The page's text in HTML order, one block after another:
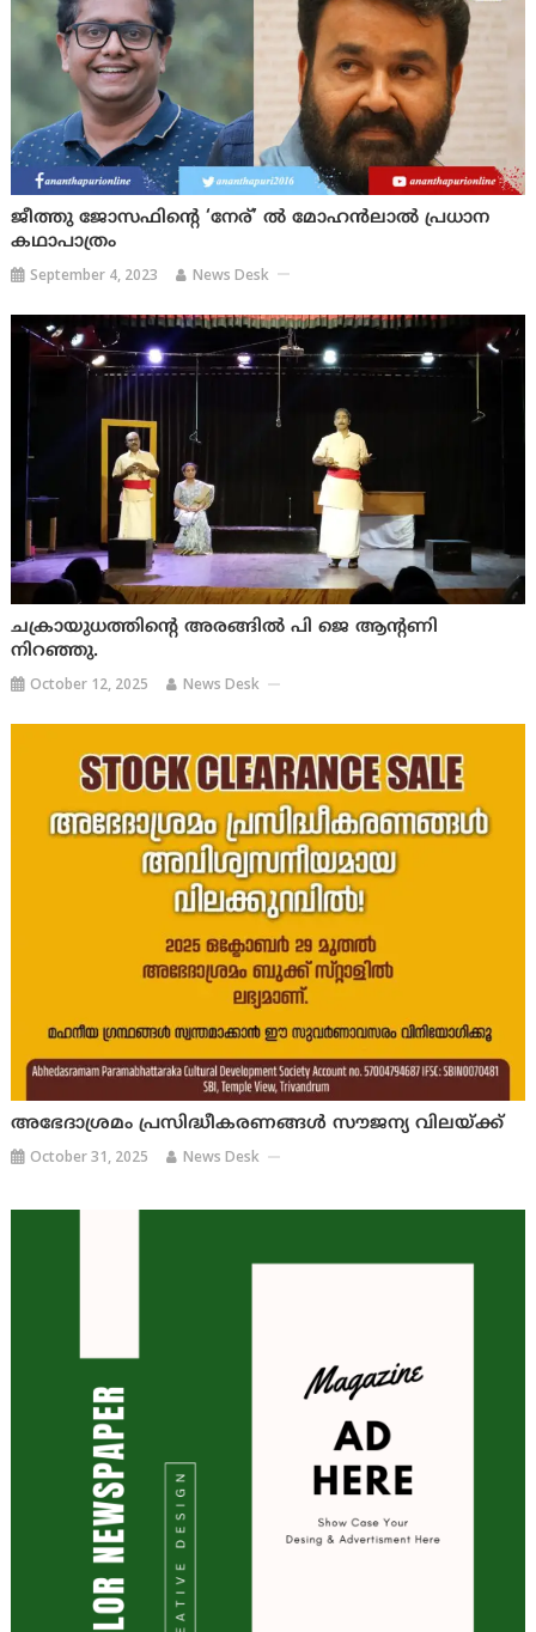
ജീത്തു ജോസഫിന്റെ ‘നേര്’ ൽ മോഹൻലാൽ പ്രധാന
കഥാപാത്രം
September 4, 2023 News Desk
ചക്രായുധത്തിന്റെ അരങ്ങിൽ പി ജെ ആന്റണി
നിറഞ്ഞു.
October 12, 2025 News Desk
അഭേദാശ്രമം പ്രസിദ്ധീകരണങ്ങൾ സൗജന്യ വിലയ്ക്ക്
October 31, 2025 News Desk